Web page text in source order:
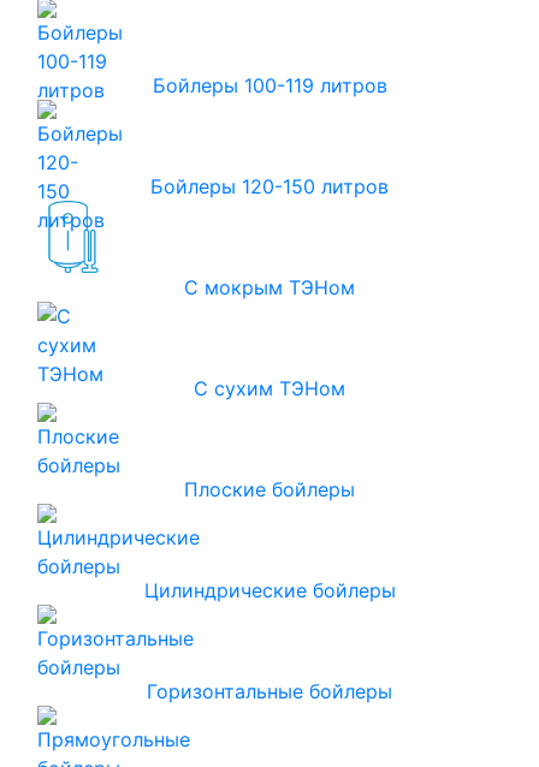
Бойлеры 100-119 литров
Бойлеры 120-150 литров
С мокрым ТЭНом
С сухим ТЭНом
Плоские бойлеры
Цилиндрические бойлеры
Горизонтальные бойлеры